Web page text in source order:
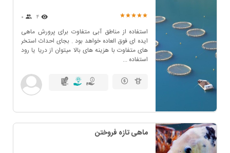
4
استفاده از مناطق آبی متفاوت برای پرورش ماهی
ایده ای فوق العاده خواهد بود . بجای احداث استخر
های متفاوت با هزینه های بالا میتوان از دریا یا رود
استفاده ...
ماهی تازه فروختن